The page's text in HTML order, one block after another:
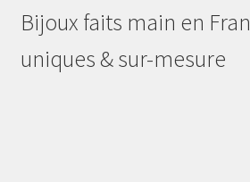
Bijoux faits main en
uniques & sur-mesure